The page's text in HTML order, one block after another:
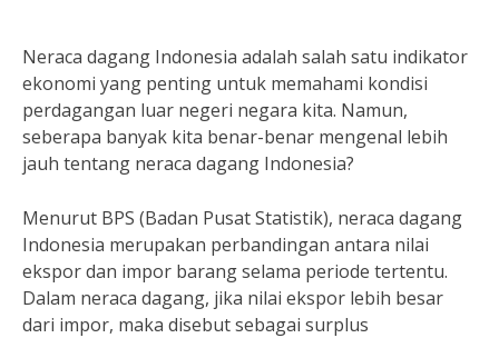
Neraca dagang Indonesia adalah salah satu indikator
ekonomi yang penting untuk memahami kondisi
perdagangan luar negeri negara kita. Namun,
seberapa banyak kita benar-benar mengenal lebih
jauh tentang neraca dagang Indonesia?
Menurut BPS (Badan Pusat Statistik), neraca dagang
Indonesia merupakan perbandingan antara nilai
ekspor dan impor barang selama periode tertentu.
Dalam neraca dagang, jika nilai ekspor lebih besar
dari impor, maka disebut sebagai surplus